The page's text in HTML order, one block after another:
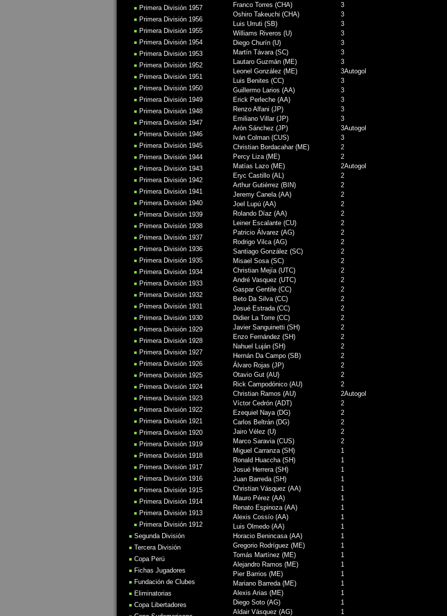
Franco Torres (CHA)
3
Oshiro Takeuchi (CHA)
3
Luis Urruti (SB)
3
Williams Riveros (U)
3
Diego Churín (U)
3
Martín Távara (SC)
3
Lautaro Guzmán (ME)
3
Leonel González (ME)
3Autogol
Luis Benites (CC)
3
Guillermo Larios (AA)
3
Erick Perleche (AA)
3
Renzo Alfani (JP)
3
Emiliano Villar (JP)
3
Arón Sánchez (JP)
3Autogol
Iván Colman (CUS)
3
Christian Bordacahar (ME)
2
Percy Liza (ME)
2
Matías Lazo (ME)
2Autogol
Eryc Castillo (AL)
2
Arthur Gutiérrez (BIN)
2
Jeremy Canela (AA)
2
Joel Lupú (AA)
2
Rolando Díaz (AA)
2
Leiner Escalante (CU)
2
Patricio Álvarez (AG)
2
Rodrigo Vilca (AG)
2
Santiago González (SC)
2
Misael Sosa (SC)
2
Christian Mejía (UTC)
2
André Vasquez (UTC)
2
Gaspar Gentile (CC)
2
Beto Da Silva (CC)
2
Josué Estrada (CC)
2
Didier La Torre (CC)
2
Javier Sanguinetti (SH)
2
Enzo Fernández (SH)
2
Nahuel Luján (SH)
2
Hernán Da Campo (SB)
2
Álvaro Rojas (JP)
2
Otavio Gut (AU)
2
Rick Campodónico (AU)
2
Christian Ramos (AU)
2Autogol
Víctor Cedrón (ADT)
2
Ezequiel Naya (DG)
2
Carlos Beltrán (DG)
2
Jairo Vélez (U)
2
Marco Saravia (CUS)
2
Miguel Carranza (SH)
1
Ronald Huaccha (SH)
1
Josué Herrera (SH)
1
Juan Barreda (SH)
1
Christian Vásquez (AA)
1
Mauro Pérez (AA)
1
Renato Espinoza (AA)
1
Alexis Cossío (AA)
1
Luis Olmedo (AA)
1
Horacio Benincasa (AA)
1
Gregorio Rodríguez (ME)
1
Tomás Martínez (ME)
1
Alejandro Ramos (ME)
1
Pier Barrios (ME)
1
Mariano Barreda (ME)
1
Alexis Arias (ME)
1
Diego Soto (AG)
1
Aldair Vásquez (AG)
1
Primera División 1957
Primera División 1956
Primera División 1955
Primera División 1954
Primera División 1953
Primera División 1952
Primera División 1951
Primera División 1950
Primera División 1949
Primera División 1948
Primera División 1947
Primera División 1946
Primera División 1945
Primera División 1944
Primera División 1943
Primera División 1942
Primera División 1941
Primera División 1940
Primera División 1939
Primera División 1938
Primera División 1937
Primera División 1936
Primera División 1935
Primera División 1934
Primera División 1933
Primera División 1932
Primera División 1931
Primera División 1930
Primera División 1929
Primera División 1928
Primera División 1927
Primera División 1926
Primera División 1925
Primera División 1924
Primera División 1923
Primera División 1922
Primera División 1921
Primera División 1920
Primera División 1919
Primera División 1918
Primera División 1917
Primera División 1916
Primera División 1915
Primera División 1914
Primera División 1913
Primera División 1912
Segunda División
Tercera División
Copa Perú
Fichas Jugadores
Fundación de Clubes
Eliminatorias
Copa Libertadores